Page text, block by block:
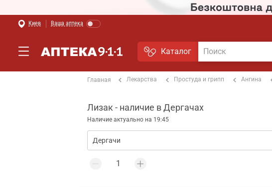
Киев Ваша аптека
Каталог
Главная Лекарства Простуда и грипп Ангина
Лизак - наличие в Дергачах
Наличие актуально на 19:45